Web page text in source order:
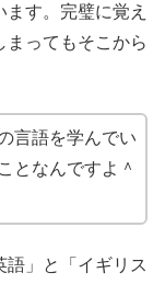
す。完璧に覚え
まってもそこから
言語を学んでい
となんですよ＾
語」と「イギリス